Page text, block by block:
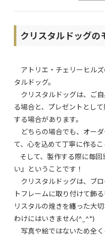
クリスタルドッグの
アトリエ・チェリーヒルズ
タルドッグ。
クリスタルドッグは、ご
る場合と、プレゼントとし
する場合があります。
どちらの場合でも、オー
て、心を込めて丁寧に作る
そして、製作する際に毎回
い』ということです！
クリスタルドッグは、ブ
トフレームに取り付けて飾
リスタルの煌きを纏った大
わけにはいきません(^_^*)
写真や絵ではないため全